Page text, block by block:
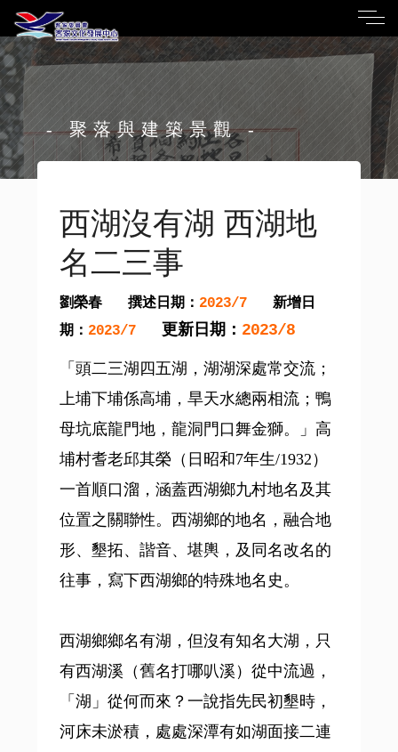
- 聚落與建築景觀 -
西湖沒有湖 西湖地
名二三事
劉榮春 撰述日期： 2023/7
新增日
期： 2023/7 更新日期： 2023/8
「頭二三湖四五湖，湖湖深處常交流；
上埔下埔係高埔，旱天水總兩相流；鴨
母坑底龍門地，龍洞門口舞金獅。」高
埔村耆老邱其榮（日昭和7年生/1932）
一首順口溜，涵蓋西湖鄉九村地名及其
位置之關聯性。西湖鄉的地名，融合地
形、墾拓、諧音、堪輿，及同名改名的
往事，寫下西湖鄉的特殊地名史。
西湖鄉鄉名有湖，但沒有知名大湖，只
有西湖溪（舊名打哪叭溪）從中流過，
「湖」從何而來？一說指先民初墾時，
河床未淤積，處處深潭有如湖面接二連